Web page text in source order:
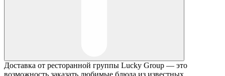
Доставка от ресторанной группы Lucky Group — это